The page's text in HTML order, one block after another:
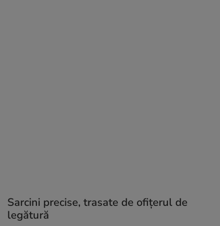
Sarcini precise, trasate de ofițerul de
legătură